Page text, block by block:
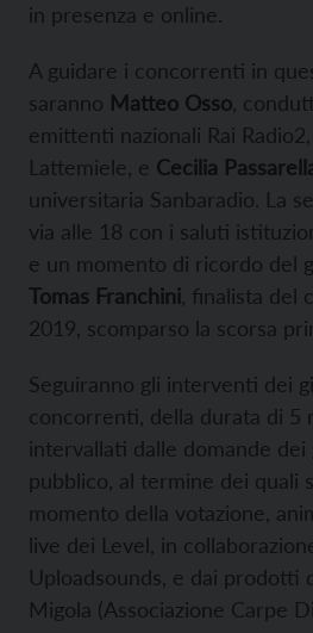
in presenza e online.
A guidare i concorrenti in
saranno Matteo Osso ,
emittenti nazionali Rai
Lattemiele, e Cecilia
universitaria Sanbaradio. La
via alle 18 con i saluti
e un momento di ricordo del
Tomas Franchini , finalista del
2019, scomparso la scorsa
Seguiranno gli interventi dei
concorrenti, della durata di 5
intervallati dalle domande
pubblico, al termine dei quali
momento della votazione,
live dei Level, in
Uploadsounds, e dai prodotti
Migola (Associazione Carpe